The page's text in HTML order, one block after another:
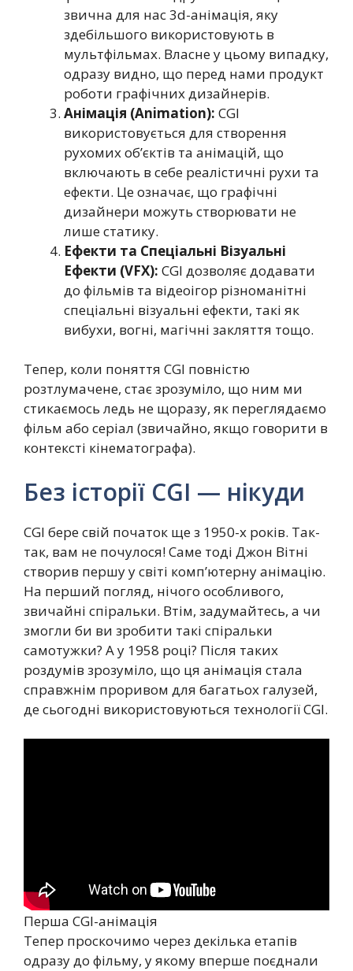
звична для нас 3d-анімація, яку
здебільшого використовують в
мультфільмах. Власне у цьому випадку,
одразу видно, що перед нами продукт
роботи графічних дизайнерів.
Анімація (Animation): CGI
використовується для створення
рухомих об’єктів та анімацій, що
включають в себе реалістичні рухи та
ефекти. Це означає, що графічні
дизайнери можуть створювати не
лише статику.
Ефекти та Спеціальні Візуальні
Ефекти (VFX): CGI дозволяє додавати
до фільмів та відеоігор різноманітні
спеціальні візуальні ефекти, такі як
вибухи, вогні, магічні закляття тощо.
Тепер, коли поняття CGI повністю
розтлумачене, стає зрозуміло, що ним ми
стикаємось ледь не щоразу, як переглядаємо
фільм або серіал (звичайно, якщо говорити в
контексті кінематографа).
Без історії CGI — нікуди
CGI бере свій початок ще з 1950-х років. Так-
так, вам не почулося! Саме тоді Джон Вітні
створив першу у світі комп’ютерну анімацію.
На перший погляд, нічого особливого,
звичайні спіральки. Втім, задумайтесь, а чи
змогли би ви зробити такі спіральки
самотужки? А у 1958 році? Після таких
роздумів зрозуміло, що ця анімація стала
справжнім проривом для багатьох галузей,
де сьогодні використовуються технології CGI.
Перша CGI-анімація
Тепер проскочимо через декілька етапів
одразу до фільму, у якому вперше поєднали